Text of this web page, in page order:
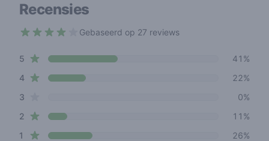
Recensies
Gebaseerd op 27 reviews
Review data
5 star reviews
41%
4star reviews
22%
3
0%
2 star reviews
11%
1 star reviews 26%